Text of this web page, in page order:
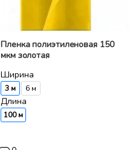
Пленка полиэтиленовая 150
мкм золотая
Ширина
3 м 6 м
Длина
100 м